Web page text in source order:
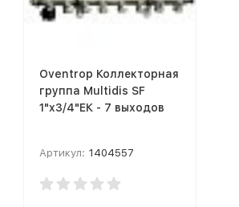
Oventrop Коллекторная
группа Multidis SF
1"x3/4"ЕК - 7 выходов
Артикул: 1404557